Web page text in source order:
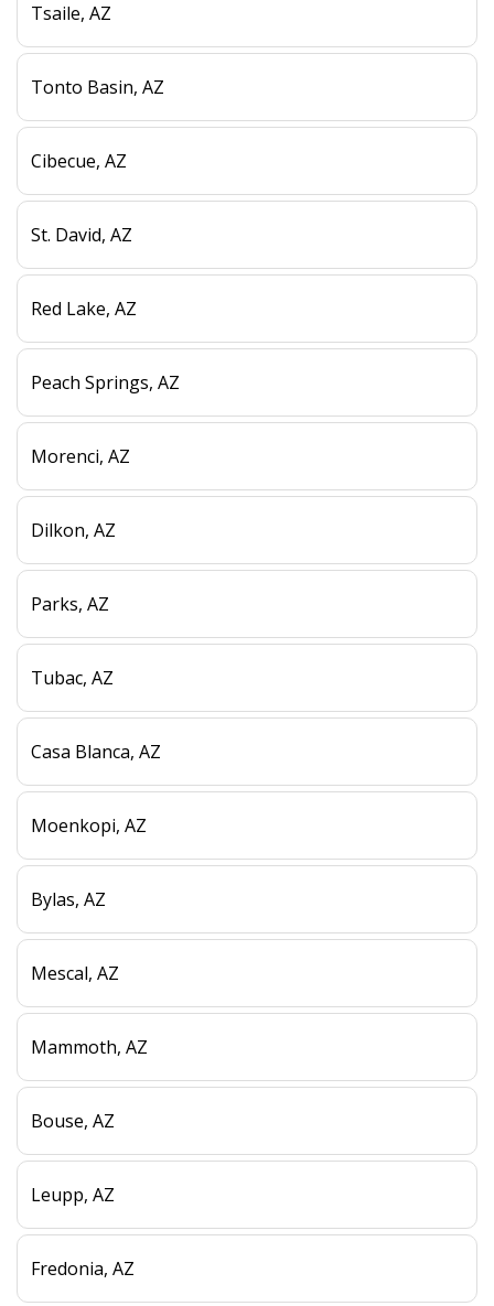
Tsaile, AZ
Tonto Basin, AZ
Cibecue, AZ
St. David, AZ
Red Lake, AZ
Peach Springs, AZ
Morenci, AZ
Dilkon, AZ
Parks, AZ
Tubac, AZ
Casa Blanca, AZ
Moenkopi, AZ
Bylas, AZ
Mescal, AZ
Mammoth, AZ
Bouse, AZ
Leupp, AZ
Fredonia, AZ